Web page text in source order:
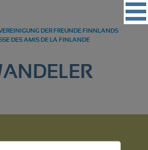
DER FREUNDE FINNLANDS
DES AMIS DE LA FINLANDE